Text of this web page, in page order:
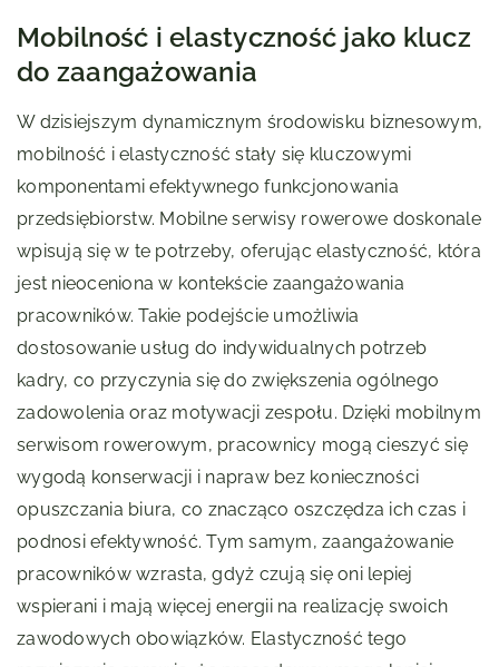
Mobilność i elastyczność jako klucz
do zaangażowania
W dzisiejszym dynamicznym środowisku biznesowym,
mobilność i elastyczność stały się kluczowymi
komponentami efektywnego funkcjonowania
przedsiębiorstw. Mobilne serwisy rowerowe doskonale
wpisują się w te potrzeby, oferując elastyczność, która
jest nieoceniona w kontekście zaangażowania
pracowników. Takie podejście umożliwia
dostosowanie usług do indywidualnych potrzeb
kadry, co przyczynia się do zwiększenia ogólnego
zadowolenia oraz motywacji zespołu. Dzięki mobilnym
serwisom rowerowym, pracownicy mogą cieszyć się
wygodą konserwacji i napraw bez konieczności
opuszczania biura, co znacząco oszczędza ich czas i
podnosi efektywność. Tym samym, zaangażowanie
pracowników wzrasta, gdyż czują się oni lepiej
wspierani i mają więcej energii na realizację swoich
zawodowych obowiązków. Elastyczność tego